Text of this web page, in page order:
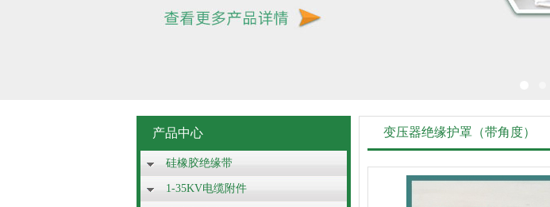
产品中心
硅橡胶绝缘带
1-35KV电缆附件
变压器绝缘护罩（带角度）